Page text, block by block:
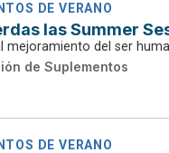
DE VERANO
las Summer
mejoramiento del ser
de Suplementos
DE VERANO